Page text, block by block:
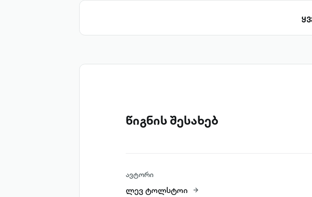
წიგნის შესახებ
ავტორი
ლევ ტოლსტოი